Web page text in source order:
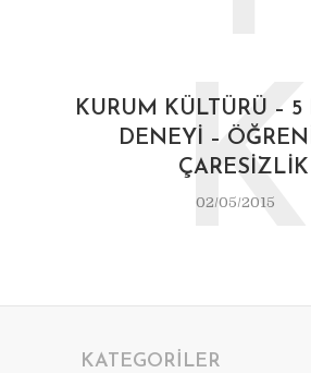
KURUM KÜLTÜRÜ –
DENEYI –
ÇARESIZLIK
02/05/2015
K
KATEGORILER